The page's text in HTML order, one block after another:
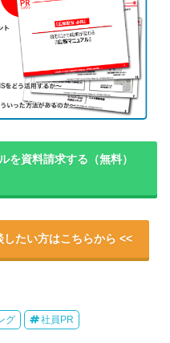
を資料請求する（無料）
たい方はこちらから <<
グ 社員PR